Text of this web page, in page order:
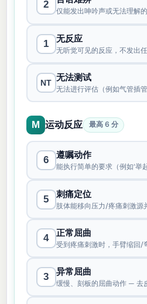
2
仅能发出呻吟声或无法理解
1 无反应
无听觉可见的反应，不发出
NT 无法测试
无法进行评估（例如气管插
M 运动反应 最高 6 分
6 遵嘱动作
能执行简单的要求（例如‘举
5 刺痛定位
肢体能移向压力/疼痛刺激源
4 正常屈曲
受到疼痛刺激时，手臂缩回/
3 异常屈曲
缓慢、刻板的屈曲动作 — 去